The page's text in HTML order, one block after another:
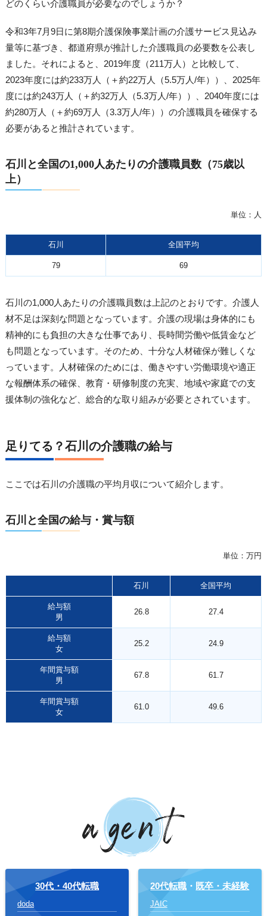
どのくらい介護職員が必要なのでしょうか？
令和3年7月9日に第8期介護保険事業計画の介護サービス見込み
量等に基づき、都道府県が推計した介護職員の必要数を公表し
ました。それによると、2019年度（211万人）と比較して、
2023年度には約233万人（＋約22万人（5.5万人/年））、2025年
度には約243万人（＋約32万人（5.3万人/年））、2040年度には
約280万人（＋約69万人（3.3万人/年））の介護職員を確保する
必要があると推計されています。
石川と全国の1,000人あたりの介護職員数（75歳以
上）
単位：人
石川 全国平均
79 69
石川の1,000人あたりの介護職員数は上記のとおりです。介護人
材不足は深刻な問題となっています。介護の現場は身体的にも
精神的にも負担の大きな仕事であり、長時間労働や低賃金など
も問題となっています。そのため、十分な人材確保が難しくな
っています。人材確保のためには、働きやすい労働環境や適正
な報酬体系の確保、教育・研修制度の充実、地域や家庭での支
援体制の強化など、総合的な取り組みが必要とされています。
足りてる？石川の介護職の給与
ここでは石川の介護職の平均月収について紹介します。
石川と全国の給与・賞与額
単位：万円
石川 全国平均
給与額
男
26.8 27.4
給与額
女
25.2 24.9
年間賞与額
男
67.8 61.7
年間賞与額
女
61.0 49.6
30代・40代転職
doda
20代転職 ・ 既卒・未経験
JAIC